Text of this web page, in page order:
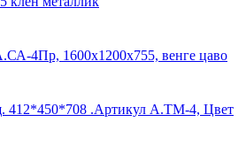
4Пр, 1600х1200х755, венге цаво
412*450*708 .Артикул А.ТМ-4, Цвет